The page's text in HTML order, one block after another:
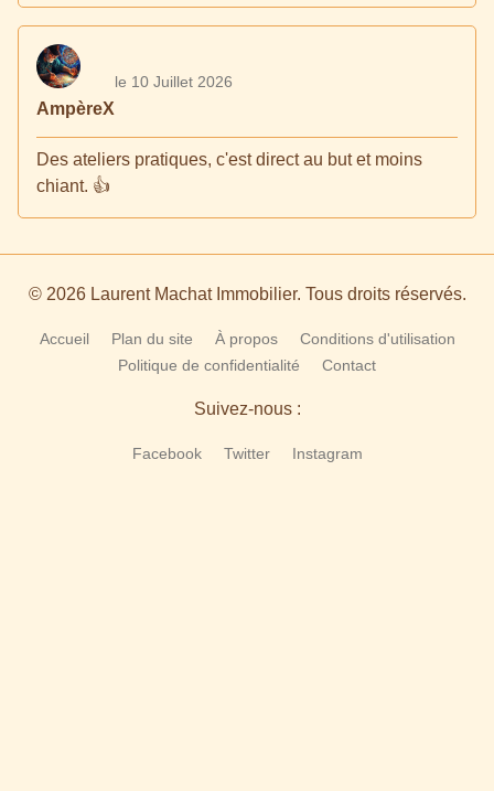
AmpèreX
le 10 Juillet 2026
Des ateliers pratiques, c'est direct au but et moins
chiant. 👍
© 2026 Laurent Machat Immobilier. Tous droits réservés.
Accueil Plan du site À propos
Conditions d'utilisation
Politique de confidentialité
Contact
Suivez-nous :
Facebook Twitter Instagram